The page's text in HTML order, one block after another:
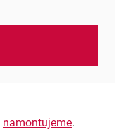
namontujeme.